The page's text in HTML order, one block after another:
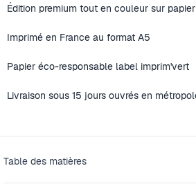
Édition premium tout en couleur sur
Imprimé en France au format A5
Papier éco-responsable label imprim'vert
Livraison sous 15 jours ouvrés en
Table des matières